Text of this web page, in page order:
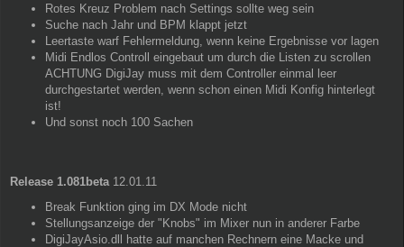
Rotes Kreuz Problem nach Settings sollte weg sein
Suche nach Jahr und BPM klappt jetzt
Leertaste warf Fehlermeldung, wenn keine Ergebnisse vor lagen
Midi Endlos Controll eingebaut um durch die Listen zu scrollen
ACHTUNG DigiJay muss mit dem Controller einmal leer
durchgestartet werden, wenn schon einen Midi Konfig hinterlegt
ist!
Und sonst noch 100 Sachen
Release 1.081beta 12.01.11
Break Funktion ging im DX Mode nicht
Stellungsanzeige der "Knobs" im Mixer nun in anderer Farbe
DigiJayAsio.dll hatte auf manchen Rechnern eine Macke und